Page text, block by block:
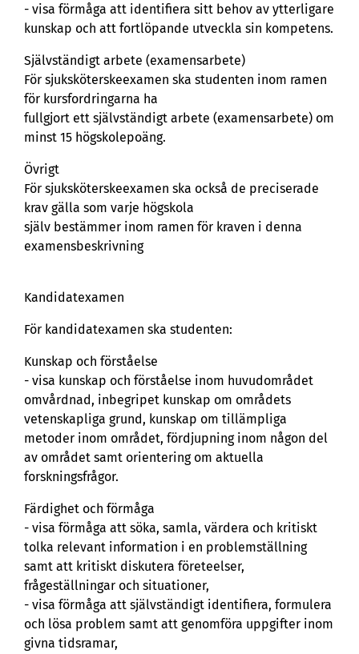
- visa förmåga att identifiera sitt behov av ytterligare
kunskap och att fortlöpande utveckla sin kompetens.
Självständigt arbete (examensarbete)
För sjuksköterskeexamen ska studenten inom ramen
för kursfordringarna ha
fullgjort ett självständigt arbete (examensarbete) om
minst 15 högskolepoäng.
Övrigt
För sjuksköterskeexamen ska också de preciserade
krav gälla som varje högskola
själv bestämmer inom ramen för kraven i denna
examensbeskrivning
Kandidatexamen
För kandidatexamen ska studenten:
Kunskap och förståelse
- visa kunskap och förståelse inom huvudområdet
omvårdnad, inbegripet kunskap om områdets
vetenskapliga grund, kunskap om tillämpliga
metoder inom området, fördjupning inom någon del
av området samt orientering om aktuella
forskningsfrågor.
Färdighet och förmåga
- visa förmåga att söka, samla, värdera och kritiskt
tolka relevant information i en problemställning
samt att kritiskt diskutera företeelser,
frågeställningar och situationer,
- visa förmåga att självständigt identifiera, formulera
och lösa problem samt att genomföra uppgifter inom
givna tidsramar,